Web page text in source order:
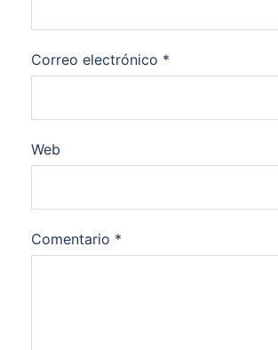
Correo electrónico *
Web
Comentario *